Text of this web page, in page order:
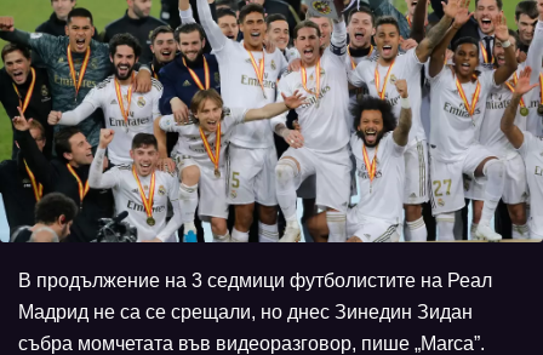
В продължение на 3 седмици футболистите на Реал
Мадрид не са се срещали, но днес Зинедин Зидан
събра момчетата във видеоразговор, пише „Marca”.